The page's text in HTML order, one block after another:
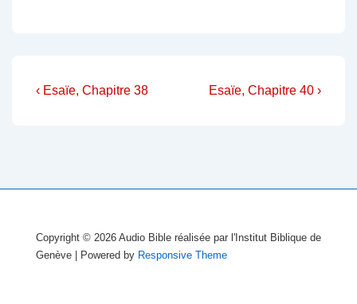
Navigation
Previous
‹ Esaïe, Chapitre 38
Next
Esaïe, Chapitre 40 ›
Copyright © 2026 Audio Bible réalisée par l'Institut Biblique de
Genève
| Powered by Responsive Theme